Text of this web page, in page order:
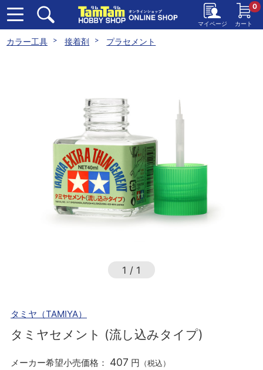
マイページ カート
0
カラー工具 接着剤 プラセメント
1 / 1
タミヤ（TAMIYA）
タミヤセメント (流し込みタイプ)
メーカー希望小売価格： 407 円 （税込）